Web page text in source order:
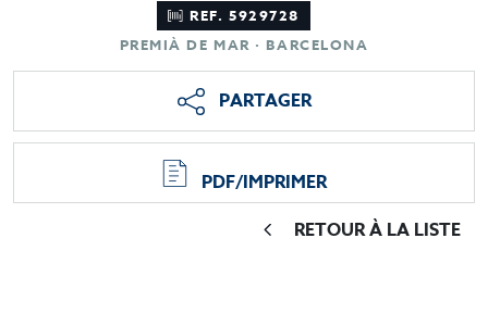
REF. 5929728
PREMIÀ DE MAR · BARCELONA
PARTAGER
PDF/IMPRIMER
RETOUR À LA LISTE